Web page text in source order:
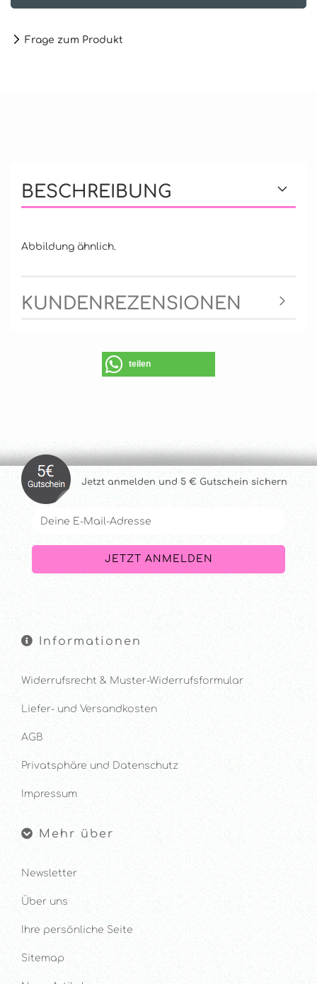
Frage zum Produkt
BESCHREIBUNG
Abbildung ähnlich.
KUNDENREZENSIONEN
teilen
Jetzt anmelden und 5 € Gutschein sichern
Informationen
Widerrufsrecht & Muster-Widerrufsformular
Liefer- und Versandkosten
AGB
Privatsphäre und Datenschutz
Impressum
Mehr über
Newsletter
Über uns
Ihre persönliche Seite
Sitemap